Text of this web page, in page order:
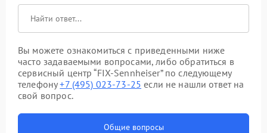
Вы можете ознакомиться с приведенными ниже
часто задаваемыми вопросами, либо обратиться в
сервисный центр “FIX-Sennheiser” по следующему
телефону+7 (495) 023-73-25 если не нашли ответ на
свой вопрос.
Общие вопросы